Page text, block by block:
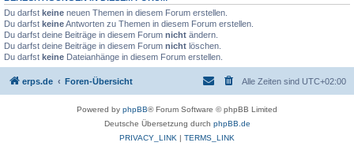
Du darfst keine neuen Themen in diesem Forum erstellen.
Du darfst keineAntworten zu Themen in diesem Forum erstellen.
Du darfst deine Beiträge in diesem Forum nicht ändern.
Du darfst deine Beiträge in diesem Forum nicht löschen.
Du darfst keine Dateianhänge in diesem Forum erstellen.
erps.de Foren-Übersicht Alle Zeiten sind UTC+02:00
Powered by phpBB® Forum Software © phpBB Limited
Deutsche Übersetzung durch phpBB.de
PRIVACY_LINK | TERMS_LINK